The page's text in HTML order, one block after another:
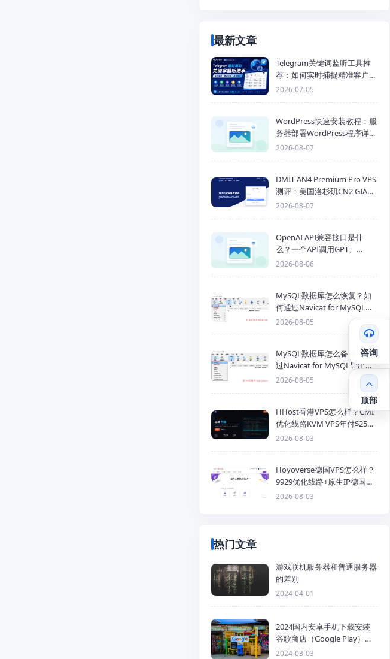
最新文章
Telegram关键词监听工具推
荐：如何实时捕捉精准客户，
提高获客效率？
2026-07-05
WordPress快速安装教程：服
务器部署WordPress程序详细
步骤
2026-08-07
DMIT AN4 Premium Pro VPS
测评：美国洛杉矶CN2 GIA三
网优化线路性能测试
2026-08-07
OpenAI API兼容接口是什
么？一个API调用GPT、
Claude、Gemini、DeepSeek
2026-08-06
MySQL数据库怎么恢复？如
何通过Navicat for MySQL导
入SQL备份文件
2026-08-05
MySQL数据库怎么备份？通
过Navicat for MySQL导出
Mysql数据库为SQL格式备份
2026-08-05
HHost香港VPS怎么样？CMI
优化线路KVM VPS年付$25
起，4GB内存优惠套餐
2026-08-03
Hoyoverse德国VPS怎么样？
9929优化线路+原生IP德国
KVM VPS推荐
2026-08-03
热门文章
游戏联机服务器和普通服务器
的差别
2024-04-01
2024国内安卓手机下载安装
谷歌商店（Google Play）详
细步骤
2024-03-03
咨询
顶部